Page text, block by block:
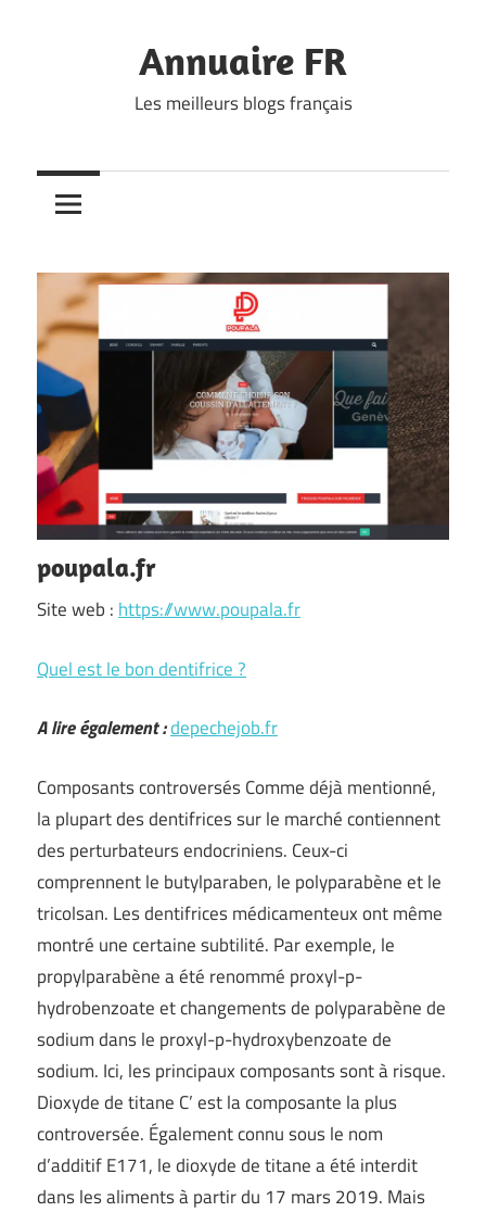
Annuaire FR
Les meilleurs blogs français
poupala.fr
Site web : https://www.poupala.fr
Quel est le bon dentifrice ?
A lire également :depechejob.fr
Composants controversés Comme déjà mentionné,
la plupart des dentifrices sur le marché contiennent
des perturbateurs endocriniens. Ceux-ci
comprennent le butylparaben, le polyparabène et le
tricolsan. Les dentifrices médicamenteux ont même
montré une certaine subtilité. Par exemple, le
propylparabène a été renommé proxyl-p-
hydrobenzoate et changements de polyparabène de
sodium dans le proxyl-p-hydroxybenzoate de
sodium. Ici, les principaux composants sont à risque.
Dioxyde de titane C’ est la composante la plus
controversée. Également connu sous le nom
d’additif E171, le dioxyde de titane a été interdit
dans les aliments à partir du 17 mars 2019. Mais